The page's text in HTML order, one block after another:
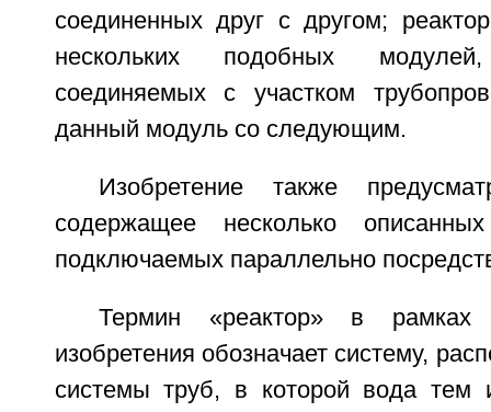
соединенных друг с другом;
нескольких подобных модулей,
соединяемых с участком
данный модуль со следующим.
Изобретение также
содержащее несколько
подключаемых параллельно
Термин «реактор» в рамках
изобретения обозначает систему,
системы труб, в которой вода тем